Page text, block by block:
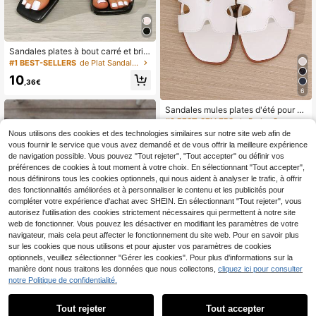
Sandales plates à bout carré et brid
e large pour femmes, sandales à enf
e polyvalent
#1 BEST-SELLERS de Plat Sandales pour femmes
10 ,36€
1 paire de chaussures décontractée
6
Sandales mules plates d'été pour fe
mmes, polyvalentes, mode minimali
ste, légères, pour l'extérieur, confort
ables, souples, à bout ouvert, chaus
sures de plage
#2 BEST-SELLERS de Perles Sandales pour femmes
10 ,52€
1
Nous utilisons des cookies et des technologies similaires sur notre site web afin de
vous fournir le service que vous avez demandé et de vous offrir la meilleure expérience
de navigation possible. Vous pouvez "Tout rejeter", "Tout accepter" ou définir vos
préférences de cookies à tout moment à votre choix. En sélectionnant "Tout accepter",
nous définirons tous les cookies optionnels, qui nous aident à analyser le trafic, à offrir
des fonctionnalités améliorées et à personnaliser le contenu et les publicités pour
compléter votre expérience d'achat avec SHEIN. En sélectionnant "Tout rejeter", vous
autorisez l'utilisation des cookies strictement nécessaires qui permettent à notre site
web de fonctionner. Vous pouvez les désactiver en modifiant les paramètres de votre
navigateur, mais cela peut affecter le fonctionnement du site web. Pour en savoir plus
sur les cookies que nous utilisons et pour ajuster vos paramètres de cookies
optionnels, veuillez sélectionner "Gérer les cookies". Pour plus d'informations sur la
manière dont nous traitons les données que nous collectons, cliquez ici pour consulter
notre Politique de confidentialité.
Tout rejeter Tout accepter